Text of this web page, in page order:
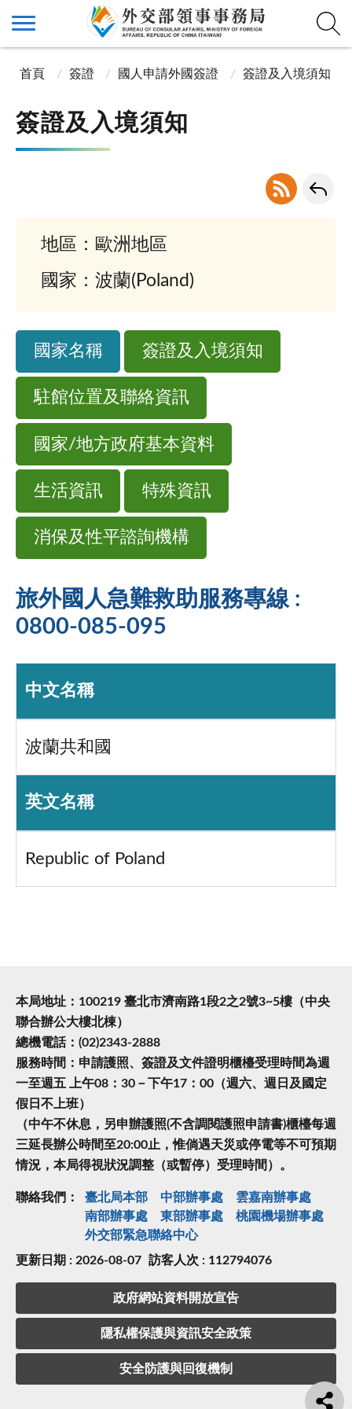
首頁 簽證 國人申請外國簽證 簽證及入境須知
簽證及入境須知
地區：歐洲地區
國家：波蘭(Poland)
國家名稱 簽證及入境須知
駐館位置及聯絡資訊
國家/地方政府基本資料
生活資訊 特殊資訊
消保及性平諮詢機構
旅外國人急難救助服務專線 :
0800-085-095
中文名稱
波蘭共和國
英文名稱
Republic of Poland
本局地址：100219 臺北市濟南路1段2之2號3~5樓（中央
聯合辦公大樓北棟）
總機電話：(02)2343-2888
服務時間：申請護照、簽證及文件證明櫃檯受理時間為週
一至週五 上午08：30－下午17：00（週六、週日及國定
假日不上班）
（中午不休息，另申辦護照(不含調閱護照申請書)櫃檯每週
三延長辦公時間至20:00止，惟倘遇天災或停電等不可預期
情況，本局得視狀況調整（或暫停）受理時間）。
聯絡我們： 臺北局本部 中部辦事處
雲嘉南辦事處
南部辦事處
東部辦事處
桃園機場辦事處
外交部緊急聯絡中⼼
更新日期 : 2026-08-07 訪客人次 : 112794076
政府網站資料開放宣告
隱私權保護與資訊安全政策
安全防護與回復機制